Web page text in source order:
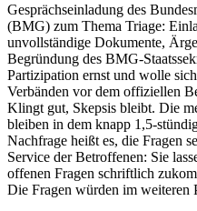
Gesprächseinladung des
(BMG) zum Thema Triage:
unvollständige Dokumente,
Begründung des BMG-
Partizipation ernst und wolle
Verbänden vor dem offiziellen
Klingt gut, Skepsis bleibt. Die
bleiben in dem knapp 1,5-
Nachfrage heißt es, die Fragen
Service der Betroffenen: Sie
offenen Fragen schriftlich
Die Fragen würden im weiteren